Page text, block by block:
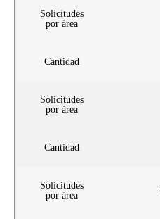
Solicitudes
por área
Cantidad
Solicitudes
por área
Cantidad
Solicitudes
por área